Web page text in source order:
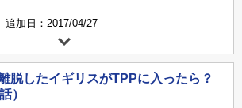
加日：2017/04/27
脱したイギリスがTPPに入ったら？
）